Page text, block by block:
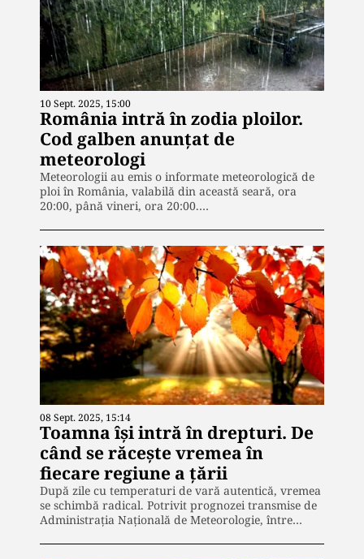
10 Sept. 2025, 15:00
România intră în zodia ploilor.
Cod galben anunţat de
meteorologi
Meteorologii au emis o informate meteorologică de
ploi în România, valabilă din această seară, ora
20:00, până vineri, ora 20:00.…
08 Sept. 2025, 15:14
Toamna îşi intră în drepturi. De
când se răceşte vremea în
fiecare regiune a ţării
După zile cu temperaturi de vară autentică, vremea
se schimbă radical. Potrivit prognozei transmise de
Administrația Națională de Meteorologie, între…